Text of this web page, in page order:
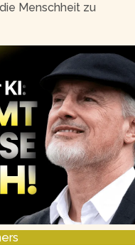
Menschheit zu